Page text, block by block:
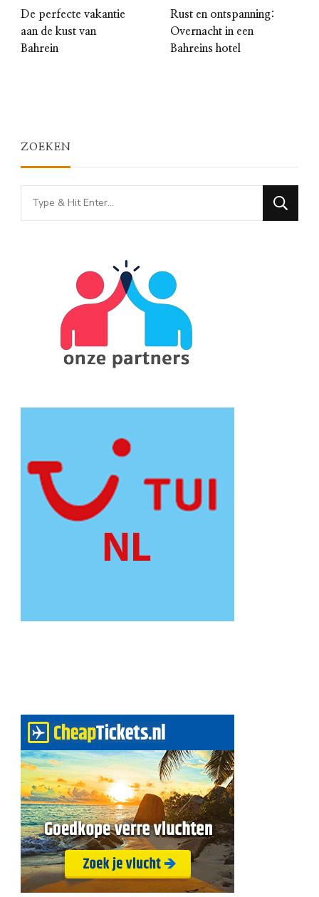
De perfecte vakantie
aan de kust van
Bahrein
Rust en ontspanning:
Overnacht in een
Bahreins hotel
ZOEKEN
Looking
for